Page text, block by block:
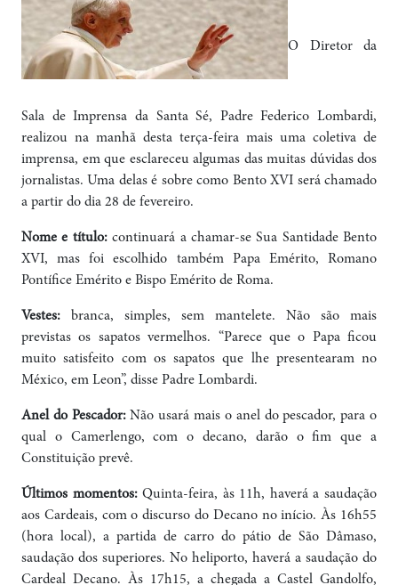
O Diretor da
Sala de Imprensa da Santa Sé, Padre Federico Lombardi,
realizou na manhã desta terça-feira mais uma coletiva de
imprensa, em que esclareceu algumas das muitas dúvidas dos
jornalistas. Uma delas é sobre como Bento XVI será chamado
a partir do dia 28 de fevereiro.
Nome e título:continuará a chamar-se Sua Santidade Bento
XVI, mas foi escolhido também Papa Emérito, Romano
Pontífice Emérito e Bispo Emérito de Roma.
Vestes: branca, simples, sem mantelete. Não são mais
previstas os sapatos vermelhos. “Parece que o Papa ficou
muito satisfeito com os sapatos que lhe presentearam no
México, em Leon”, disse Padre Lombardi.
Anel do Pescador:Não usará mais o anel do pescador, para o
qual o Camerlengo, com o decano, darão o fim que a
Constituição prevê.
Últimos momentos:Quinta-feira, às 11h, haverá a saudação
aos Cardeais, com o discurso do Decano no início. Às 16h55
(hora local), a partida de carro do pátio de São Dâmaso,
saudação dos superiores. No heliporto, haverá a saudação do
Cardeal Decano. Às 17h15, a chegada a Castel Gandolfo,